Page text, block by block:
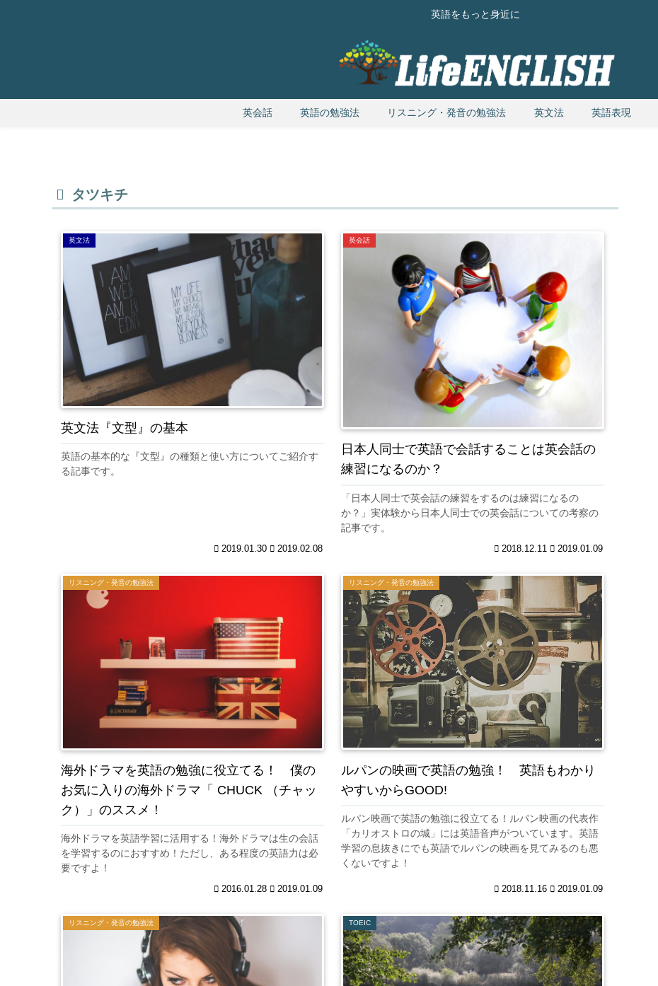
英語をもっと身近に
英会話 英語の勉強法 リスニング・発音の勉強法 英文法 英語表現
タツキチ
英文法
英文法『文型』の基本
英語の基本的な『文型』の種類と使い方についてご紹介す
る記事です。
2019.01.30 2019.02.08
英会話
日本人同士で英語で会話することは英会話の
練習になるのか？
「日本人同士で英会話の練習をするのは練習になるの
か？」実体験から日本人同士での英会話についての考察の
記事です。
2018.12.11 2019.01.09
リスニング・発音の勉強法
海外ドラマを英語の勉強に役立てる！ 僕の
お気に入りの海外ドラマ「 CHUCK （チャッ
ク）」のススメ！
海外ドラマを英語学習に活用する！海外ドラマは生の会話
を学習するのにおすすめ！ただし、ある程度の英語力は必
要ですよ！
2016.01.28 2019.01.09
リスニング・発音の勉強法
ルパンの映画で英語の勉強！ 英語もわかり
やすいからGOOD!
ルパン映画で英語の勉強に役立てる！ルパン映画の代表作
「カリオストロの城」には英語音声がついています。英語
学習の息抜きにでも英語でルパンの映画を見てみるのも悪
くないですよ！
2018.11.16 2019.01.09
リスニング・発音の勉強法 TOEIC